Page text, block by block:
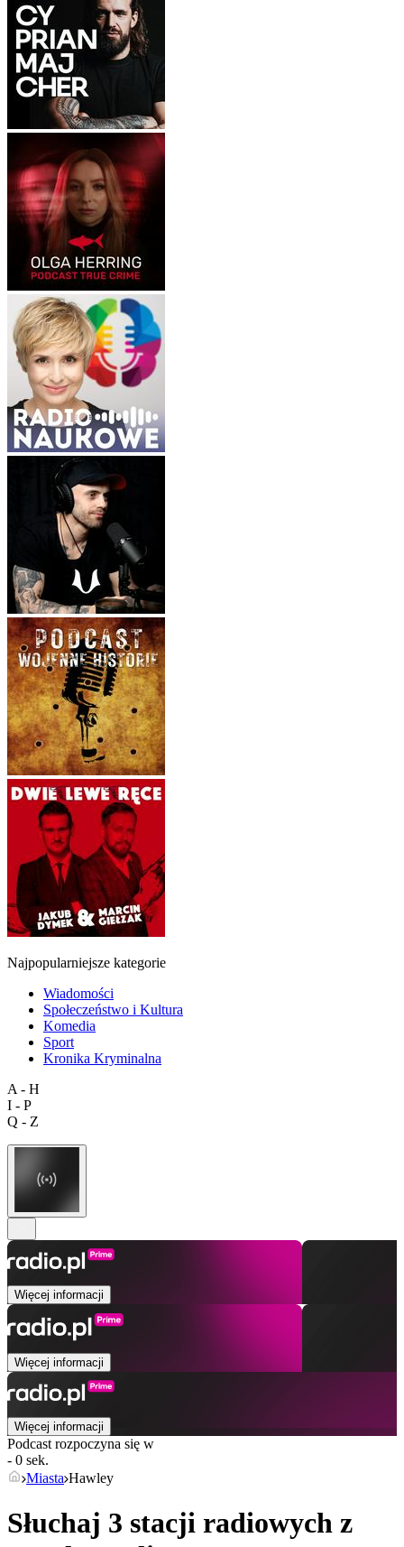
Najpopularniejsze kategorie
Wiadomości
Społeczeństwo i Kultura
Komedia
Sport
Kronika Kryminalna
A - H
I - P
Q - Z
Więcej informacji
Więcej informacji
Więcej informacji
Podcast rozpoczyna się w
- 0 sek.
Miasta Hawley
Słuchaj 3 stacji radiowych z